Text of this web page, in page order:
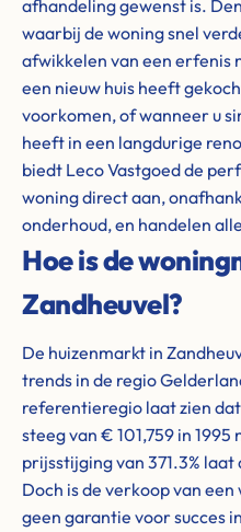
afhandeling gewenst is.
waarbij de woning snel
afwikkelen van een erfenis
een nieuw huis heeft
voorkomen, of wanneer u
heeft in een langdurige
biedt Leco Vastgoed de
woning direct aan,
onderhoud, en handelen
Hoe is de
Zandheuvel?
De huizenmarkt in
trends in de regio
referentieregio laat zien
steeg van € 101,759 in
prijsstijging van 371.3%
Doch is de verkoop van
geen garantie voor succes